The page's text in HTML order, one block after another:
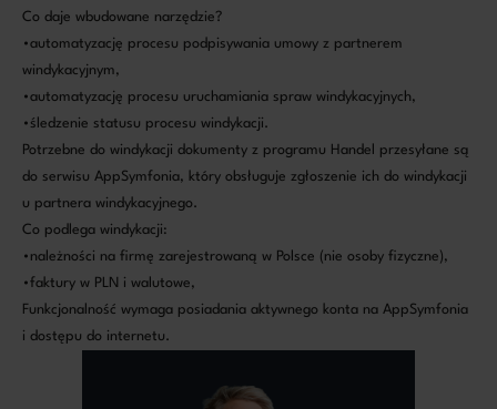
Co daje wbudowane narzędzie?
•automatyzację procesu podpisywania umowy z partnerem
windykacyjnym,
•automatyzację procesu uruchamiania spraw windykacyjnych,
•śledzenie statusu procesu windykacji.
Potrzebne do windykacji dokumenty z programu Handel przesyłane są
do serwisu AppSymfonia, który obsługuje zgłoszenie ich do windykacji
u partnera windykacyjnego.
Co podlega windykacji:
•należności na firmę zarejestrowaną w Polsce (nie osoby fizyczne),
•faktury w PLN i walutowe,
Funkcjonalność wymaga posiadania aktywnego konta na AppSymfonia
i dostępu do internetu.